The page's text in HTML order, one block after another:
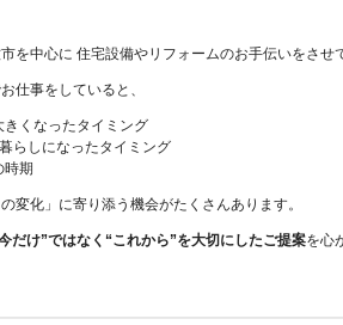
を中心に 住宅設備やリフォームのお手伝いをさせ
仕事をしていると、
きくなったタイミング
らしになったタイミング
時期
変化」に寄り添う機会がたくさんあります。
だけ”ではなく“これから”を大切にしたご提案を心